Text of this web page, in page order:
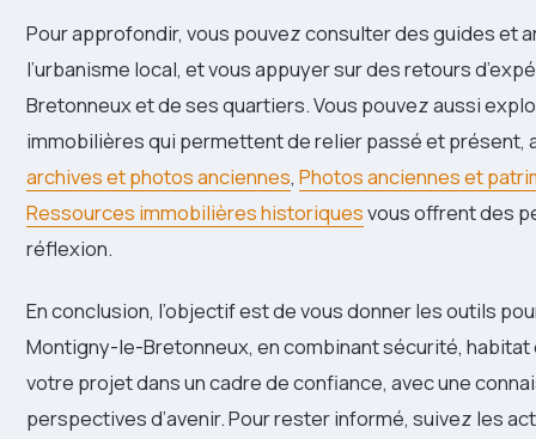
Pour approfondir, vous pouvez consulter des guides et
l’urbanisme local, et vous appuyer sur des retours
Bretonneux et de ses quartiers. Vous pouvez aussi
immobilières qui permettent de relier passé et présent,
archives et photos anciennes, Photos anciennes et
Ressources immobilières historiquesvous offrent des
réflexion.
En conclusion, l’objectif est de vous donner les outils
Montigny-le-Bretonneux, en combinant sécurité,
votre projet dans un cadre de confiance, avec une
perspectives d’avenir. Pour rester informé, suivez les